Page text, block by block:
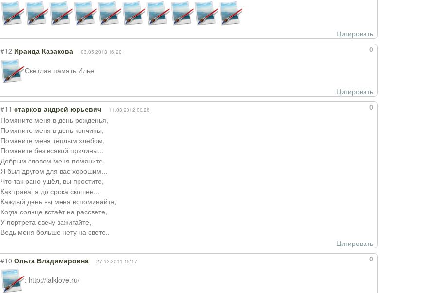
Цитировать
0
#12 Ираида Казакова 03.05.2013 16:20
Светлая память Илье!
Цитировать
0
#11 старков андрей юрьевич 11.03.2012 00:26
Помяните меня в день рожденья,
Помяните меня в день кончины,
Помяните меня тёплым хлебом,
Помяните без всякой причины...
Добрым словом меня помяните,
Я был другом для вас хорошим...
Что так рано ушёл, вы простите,
Как трава, я до срока скошен...
Каждый день вы меня вспоминайте,
Когда солнце встаёт на рассвете,
У портрета свечу зажигайте,
Ведь меня больше нету на свете..
Цитировать
0
#10 Ольга Владимировна 27.12.2011 15:17
: http://talklove.ru/